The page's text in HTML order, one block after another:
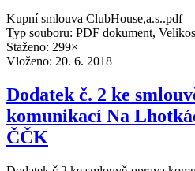
Kupní smlouva ClubHouse,a.s..pdf
Typ souboru: PDF dokument,
Staženo: 299×
Vloženo: 20. 6. 2018
Dodatek č. 2 ke
komunikací Na
ČČK